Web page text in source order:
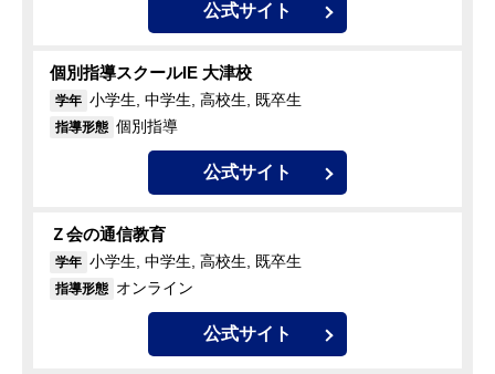
公式サイト
個別指導スクールIE 大津校
学年 小学生, 中学生, 高校生, 既卒生
指導形態 個別指導
公式サイト
Ｚ会の通信教育
学年 小学生, 中学生, 高校生, 既卒生
指導形態 オンライン
公式サイト